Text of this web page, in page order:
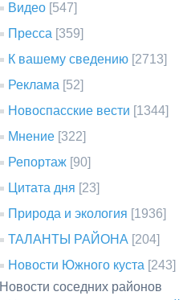
Видео [547]
Пресса [359]
К вашему сведению [2713]
Реклама [52]
Новоспасские вести [1344]
Мнение [322]
Репортаж [90]
Цитата дня [23]
Природа и экология [1936]
ТАЛАНТЫ РАЙОНА [204]
Новости Южного куста [243]
Новости соседних районов